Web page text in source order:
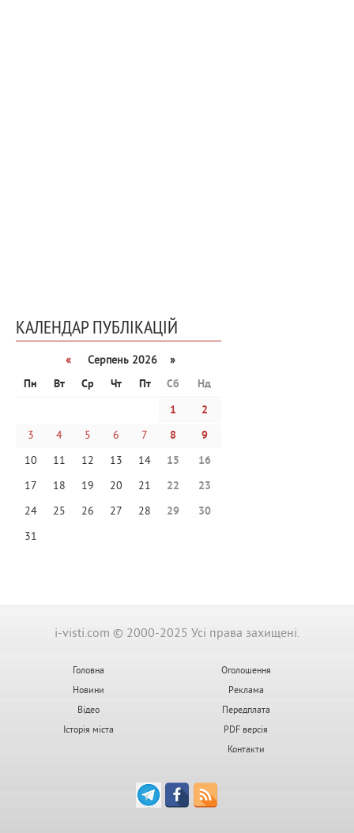
КАЛЕНДАР ПУБЛІКАЦІЙ
«
Серпень 2026 »
Пн
Вт Ср Чт Пт Сб
Нд
1
2
3
4 5 6 7 8
9
10
11 12 13 14 15
16
17
18 19 20 21 22
23
24
25 26 27 28 29
30
31
i-visti.com © 2000-2025 Усі права захищені.
Головна
Новини
Відео
Історія міста
Оголошення
Реклама
Передплата
PDF версія
Контакти